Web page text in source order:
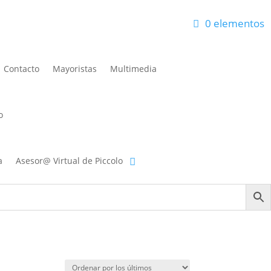
0 elementos
Contacto Mayoristas Multimedia
Asesor@ Virtual de Piccolo